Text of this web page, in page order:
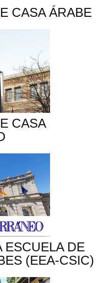
CASA ÁRABE
CASA
ESCUELA DE
(EEA-CSIC)